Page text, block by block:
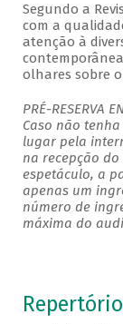
Segundo a
com a
atenção à
olhares sobre
PRÉ-RESERVA
Caso não
lugar pela
na recepção do
espetáculo, a
apenas um
número de
máxima do